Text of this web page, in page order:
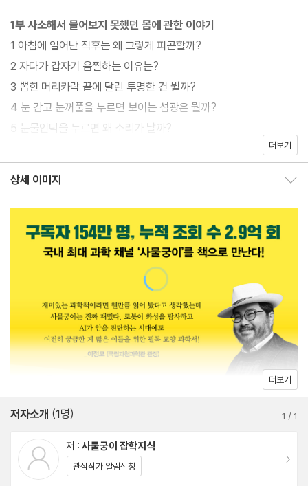
시작하지만 이를 해결하는 과정은 만만치 않다. 다양한 논문부터 전
문가 자문까지, 꼼꼼한 자료조사를 거쳐 현상에 숨은 과학적 원리와
이유를 밝힌다. 과알못이라고 걱정할 필요는 없다. 귀요미 캐릭터
‘궁이’와 함께 저자의 쉽고 명쾌한 설명을 따라가다 보면 어느새 다
음 질문으로 넘어가는 자신을 발견하게 될 것이다. 유튜브계의 호기
심 해결사 사물궁이가 안내하는 생활 밀착형 과학의 세계에 빠져 보
1부 사소해서 물어보지 못했던 몸에 관한 이야기
1 아침에 일어난 직후는 왜 그렇게 피곤할까?
2 자다가 갑자기 움찔하는 이유는?
3 뽑힌 머리카락 끝에 달린 투명한 건 뭘까?
4 눈 감고 눈꺼풀을 누르면 보이는 섬광은 뭘까?
5 눈물언덕을 누르면 왜 소리가 날까?
8 신체 외부는 좌우대칭인데 내부는 왜 비대칭일까?
9 감기에 걸리면 왜 한쪽 코만 주로 막힐까?
2부 엉뚱하고 흥미진진한 궁이 실험실
10 하늘로 총을 쏘면 어떻게 될까?
11 엘리베이터가 추락할 때 점프하면 살 수 있을까?
12 달리는 버스 안에서 점프하면 어떻게 될까?
13 영화처럼 목을 쳐서 기절시키는 게 가능할까?
14 자동차 바퀴가 역회전하는 것처럼 보이는 이유는?
16 선풍기 날개에 어떻게 먼지가 쌓일까?
17 물수제비의 원리는 뭘까?
3부 알아 두면 쓸 데 있는 생활 궁금증
18 전기 콘센트의 구멍이 왜 45도로 기울어져 있을까?
더보기
상세 이미지
더보기
저자소개 (1명) 1 /1
저 : 사물궁이 잡학지식
관심작가 알림신청